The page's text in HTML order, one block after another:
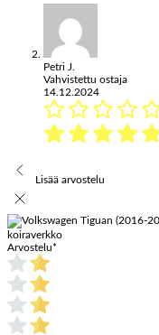
Petri J.
Vahvistettu ostaja
14.12.2024
Lisää arvostelu
koiraverkko
Arvostelu*